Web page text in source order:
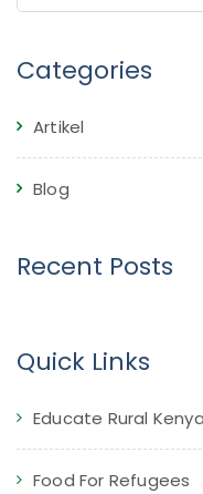
Categories
Artikel
Blog
Recent Posts
Quick Links
Educate Rural Kenya
Food For Refugees